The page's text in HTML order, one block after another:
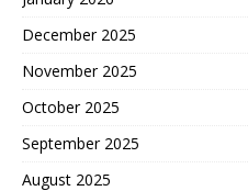
December 2025
November 2025
October 2025
September 2025
August 2025